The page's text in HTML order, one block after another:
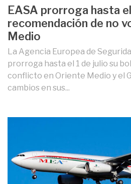
EASA prorroga hasta
recomendación de no
Medio
La Agencia Europea de
prorroga hasta el 1 de julio su
conflicto en Oriente Medio y el
cambios en sus...